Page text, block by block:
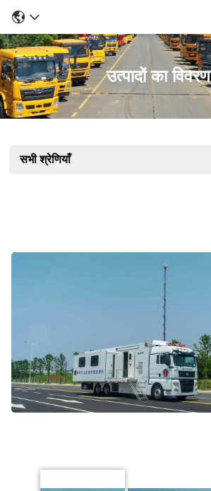
उत्पादों का विवरण
सभी श्रेणियाँ